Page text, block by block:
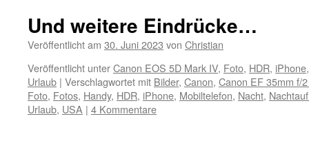
Und weitere Eindrücke…
Veröffentlicht am 30. Juni 2023 von Christian
Veröffentlicht unterCanon EOS 5D Mark IV, Foto, HDR, iPhone
Urlaub | Verschlagwortet mit Bilder, Canon, Canon EF 35mm f/
Foto, Fotos, Handy, HDR, iPhone, Mobiltelefon, Nacht,
Urlaub, USA | 4 Kommentare